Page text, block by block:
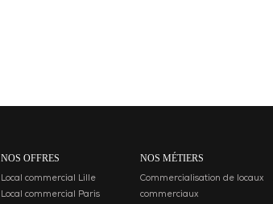
NOS OFFRES
Local commercial Lille
Local commercial Paris
NOS MÉTIERS
Commercialisation de locaux
commerciaux